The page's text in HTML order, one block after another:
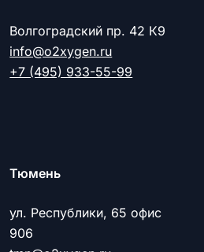
Волгоградский пр. 42 К9
info@o2xygen.ru
+7 (495) 933-55-99
Тюмень
ул. Республики, 65 офис
906